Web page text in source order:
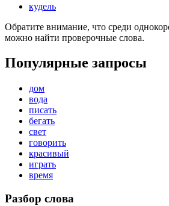
кудель
Обратите внимание, что среди
можно найти проверочные слова.
Популярные запросы
дом
вода
писать
бегать
свет
говорить
красивый
играть
время
Разбор слова